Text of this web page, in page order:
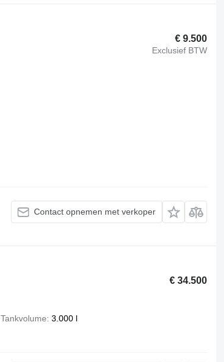
€ 9.500
Exclusief BTW
Contact opnemen met verkoper
€ 34.500
Tankvolume 3.000 l